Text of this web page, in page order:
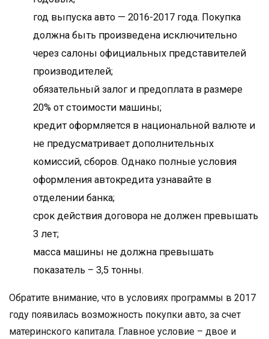
год выпуска авто — 2016-2017 года. Покупка
должна быть произведена исключительно
через салоны официальных представителей
производителей;
обязательный залог и предоплата в размере
20% от стоимости машины;
кредит оформляется в национальной валюте и
не предусматривает дополнительных
комиссий, сборов. Однако полные условия
оформления автокредита узнавайте в
отделении банка;
срок действия договора не должен превышать
3 лет;
масса машины не должна превышать
показатель – 3,5 тонны.
Обратите внимание, что в условиях программы в 2017
году появилась возможность покупки авто, за счет
материнского капитала. Главное условие – двое и